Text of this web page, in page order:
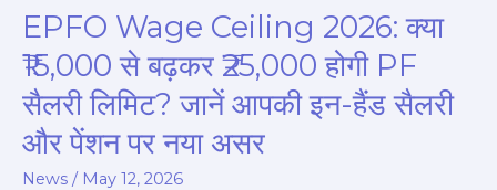
EPFO Wage Ceiling 2026: क्या
₹15,000 से बढ़कर ₹25,000 होगी PF
सैलरी लिमिट? जानें आपकी इन-हैंड सैलरी
और पेंशन पर नया असर
News / May 12, 2026
EPFO
Wage
Ceiling
2026:
क्या
₹15,000